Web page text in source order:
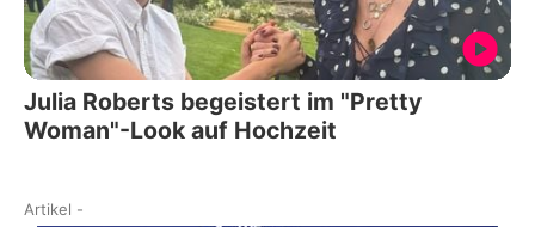
Julia Roberts begeistert im "Pretty
Woman"-Look auf Hochzeit
Artikel -